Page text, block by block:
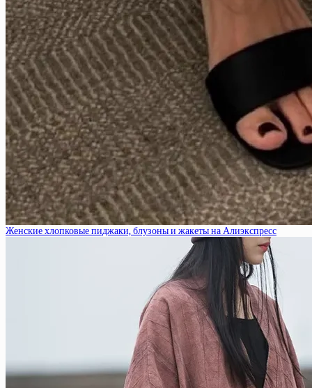
Женские хлопковые пиджаки, блузоны и жакеты на Алиэкспресс